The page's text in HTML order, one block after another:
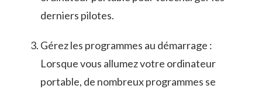
derniers pilotes.
Gérez les programmes au démarrage :
Lorsque vous allumez votre ordinateur
portable, de nombreux programmes se